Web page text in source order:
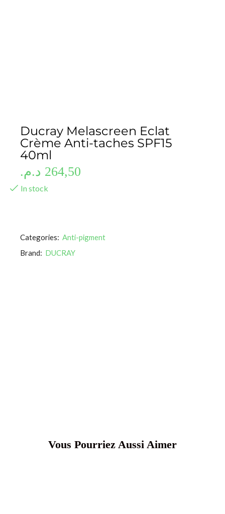
Ducray Melascreen Eclat
Crème Anti-taches SPF15
40ml
264,50 د.م.
In stock
Categories: Anti-pigment
Brand: DUCRAY
Vous Pourriez Aussi Aimer